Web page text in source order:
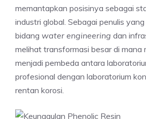
memantapkan posisinya sebagai
industri global. Sebagai penulis
bidang water engineering dan
melihat transformasi besar di mana
menjadi pembeda antara
profesional dengan laboratorium
rentan korosi.